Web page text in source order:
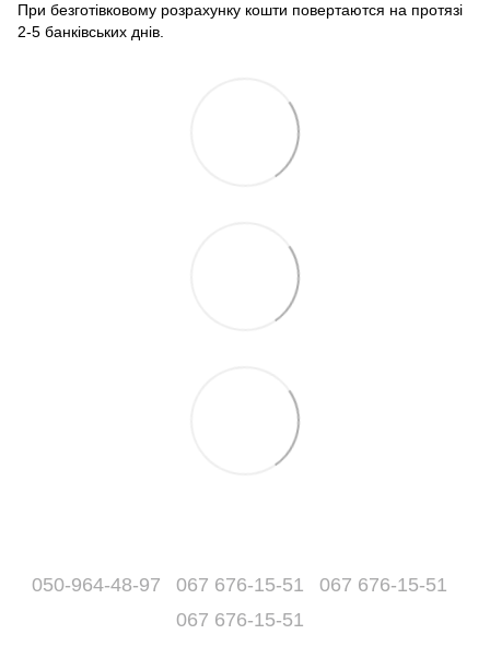
При безготівковому розрахунку кошти повертаются на протязі
2-5 банківських днів.
050-964-48-97 067 676-15-51
067 676-15-51
067 676-15-51